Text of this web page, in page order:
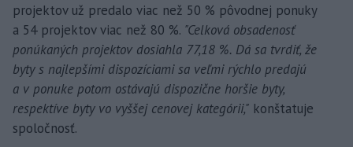
projektov už predalo viac než 50 % pôvodnej ponuky
a 54 projektov viac než 80 %. "Celková obsadenosť
ponúkaných projektov dosiahla 77,18 %. Dá sa tvrdiť, že
byty s najlepšími dispozíciami sa veľmi rýchlo predajú
a v ponuke potom ostávajú dispozične horšie byty,
respektíve byty vo vyššej cenovej kategórii," konštatuje
spoločnosť.